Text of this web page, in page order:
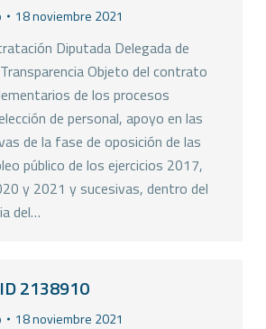
18 noviembre 2021
Diputada Delegada de
Objeto del contrato
de los procesos
de personal, apoyo en las
de la fase de oposición de las
público de los ejercicios 2017,
y 2021 y sucesivas, dentro del
del…
2138910
18 noviembre 2021